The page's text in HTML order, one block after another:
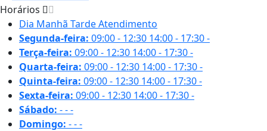
Horários
Dia Manhã TardeAtendimento
Segunda-feira: 09:00 - 12:30 14:00 - 17:30-
Terça-feira: 09:00 - 12:30 14:00 - 17:30-
Quarta-feira: 09:00 - 12:30 14:00 - 17:30-
Quinta-feira: 09:00 - 12:30 14:00 - 17:30-
Sexta-feira: 09:00 - 12:30 14:00 - 17:30-
Sábado: ---
Domingo: ---